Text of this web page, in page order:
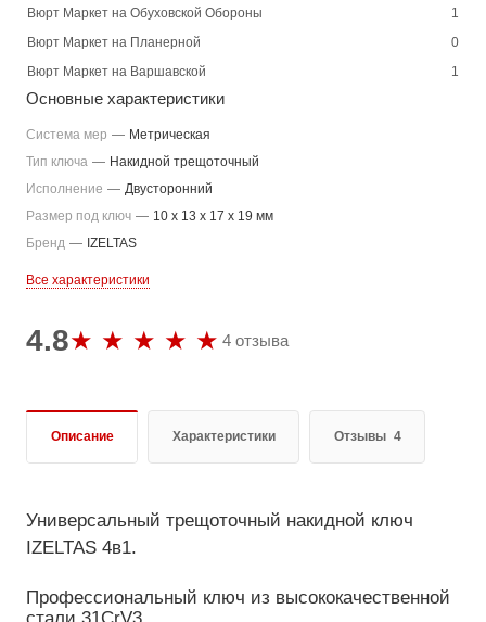
Вюрт Маркет на Обуховской Обороны
1
Вюрт Маркет на Планерной
0
Вюрт Маркет на Варшавской
1
Основные характеристики
Система мер — Метрическая
Тип ключа — Накидной трещоточный
Исполнение — Двусторонний
Размер под ключ — 10 x 13 x 17 x 19 мм
Бренд — IZELTAS
Все характеристики
4.8 4 отзыва
Описание Характеристики Отзывы 4
Универсальный трещоточный накидной ключ
IZELTAS 4в1.
Профессиональный ключ из высококачественной
стали 31CrV3